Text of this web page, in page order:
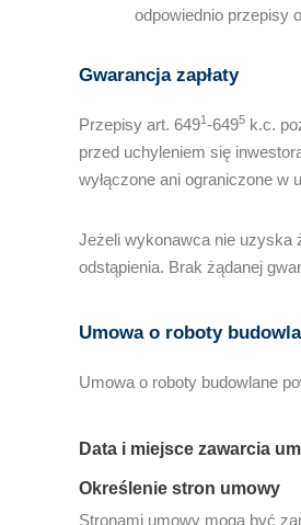
odpowiednio przepisy
Gwarancja zapłaty
Przepisy art. 6491-6495 k.c.
przed uchyleniem się
wyłączone ani ograniczone w
Jeżeli wykonawca nie uzyska
odstąpienia. Brak żądanej
Umowa o roboty
Umowa o roboty budowlane
Data i miejsce zawarcia
Określenie stron umowy
Stronami umowy mogą być